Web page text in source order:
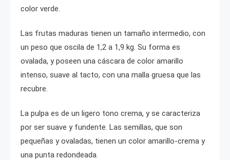
color verde.
Las frutas maduras tienen un tamaño intermedio, con
un peso que oscila de 1,2 a 1,9 kg. Su forma es
ovalada, y poseen una cáscara de color amarillo
intenso, suave al tacto, con una malla gruesa que las
recubre.
La pulpa es de un ligero tono crema, y se caracteriza
por ser suave y fundente. Las semillas, que son
pequeñas y ovaladas, tienen un color amarillo-crema y
una punta redondeada.